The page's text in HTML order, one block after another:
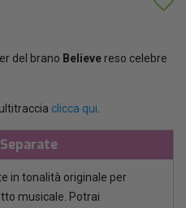
del brano Believe reso celebre
clicca qui
in tonalità originale per
musicale. Potrai